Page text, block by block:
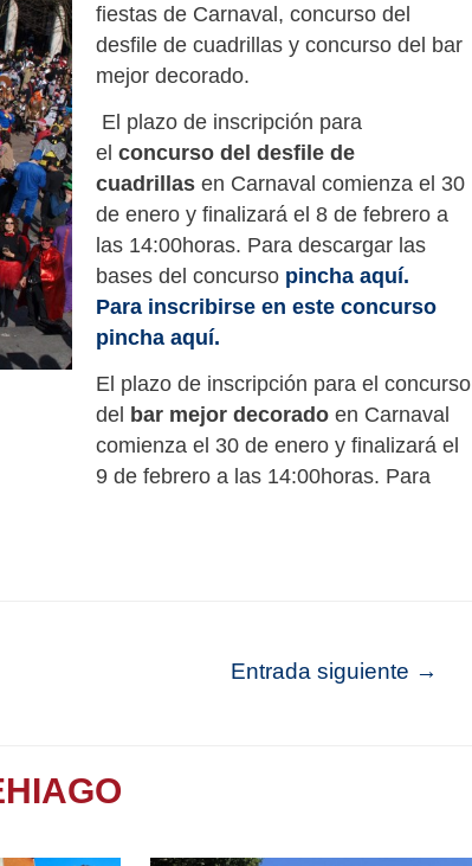
fiestas de Carnaval, concurso del
desfile de cuadrillas y concurso del bar
mejor decorado.
El plazo de inscripción para
el concurso del desfile de
cuadrillas en Carnaval comienza el 30
de enero y finalizará el 8 de febrero a
las 14:00horas. Para descargar las
bases del concurso pincha aquí.
Para inscribirse en este concurso
pincha aquí.
El plazo de inscripción para el concurso
del bar mejor decorado en Carnaval
comienza el 30 de enero y finalizará el
9 de febrero a las 14:00horas. Para
Entrada siguiente →